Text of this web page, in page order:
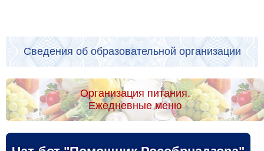
Сведения об образовательной организации
Организация питания.
Ежедневные меню